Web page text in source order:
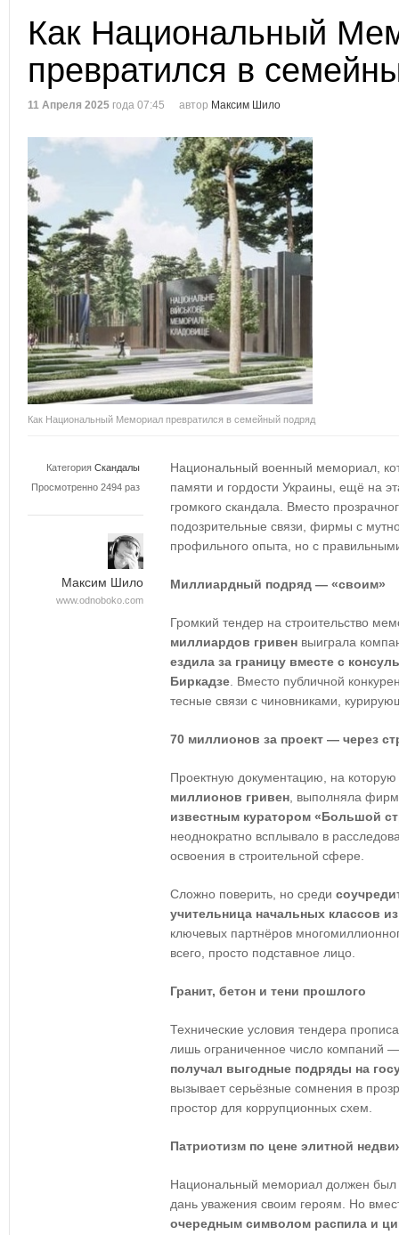
Как Национальный
превратился в
11 Апреля 2025 года 07:45 автор Максим Шило
Как Национальный Мемориал превратился в семейный подряд
Категория Скандалы
Просмотренно 2494 раз
Максим Шило
www.odnoboko.com
Национальный военный мемориал,
памяти и гордости Украины, ещё на
громкого скандала. Вместо
подозрительные связи, фирмы с
профильного опыта, но с
Миллиардный подряд — «своим»
Громкий тендер на строительство
миллиардов гривен выиграла
ездила за границу вместе с
Биркадзе . Вместо публичной
тесные связи с чиновниками,
70 миллионов за проект — через
Проектную документацию, на
миллионов гривен , выполняла
известным куратором «Большой
неоднократно всплывало в
освоения в строительной сфере.
Сложно поверить, но среди
учительница начальных классов
ключевых партнёров
всего, просто подставное лицо.
Гранит, бетон и тени прошлого
Технические условия тендера
лишь ограниченное число компаний
получал выгодные подряды на
вызывает серьёзные сомнения в
простор для коррупционных схем.
Патриотизм по цене элитной
Национальный мемориал должен был
дань уважения своим героям. Но
очередным символом распила и